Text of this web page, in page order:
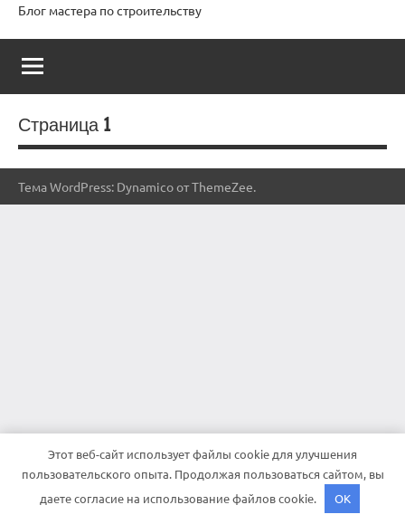
Блог мастера по строительству
Страница 1
Тема WordPress: Dynamico от ThemeZee.
Этот веб-сайт использует файлы cookie для улучшения
пользовательского опыта. Продолжая пользоваться сайтом, вы
даете согласие на использование файлов cookie.
OK